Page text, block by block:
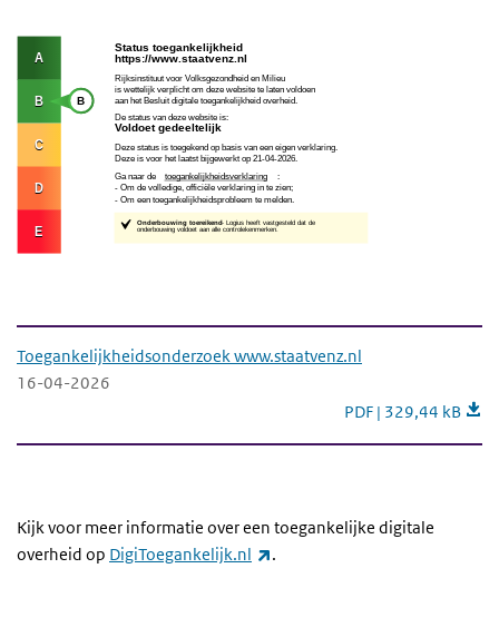
Toegankelijkheidsonderzoek www.staatvenz.nl
16-04-2026
PDF | 329,44 kB
Kijk voor meer informatie over een toegankelijke digitale
overheid op DigiToegankelijk.nl .